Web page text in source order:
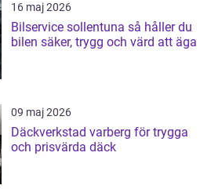
16 maj 2026
Bilservice sollentuna så håller du
bilen säker, trygg och värd att äga
09 maj 2026
Däckverkstad varberg för trygga
och prisvärda däck